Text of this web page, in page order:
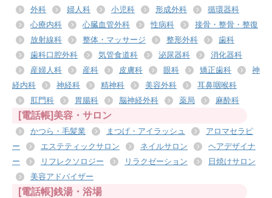
外科
婦人科 小児科 形成外科
循環器科
心療内科
心臓血管外科 性病科
接骨・整骨・整復
放射線科
整体・マッサージ 整形外科
歯科
歯科口腔外科
気管食道科 泌尿器科
消化器科
産婦人科
産科 皮膚科 眼科 矯正歯科
神
経内科
神経科 精神科 美容外科
耳鼻咽喉科
肛門科
胃腸科 脳神経外科 薬局 麻酔科
[電話帳]美容・サロン
かつら・毛髪業 まつげ・アイラッシュ
アロマセラピ
ー
エステティックサロン ネイルサロン
ヘアデザイナ
ー
リフレクソロジー リラクゼーション
日焼けサロン
美容アドバイザー
[電話帳]銭湯・浴場